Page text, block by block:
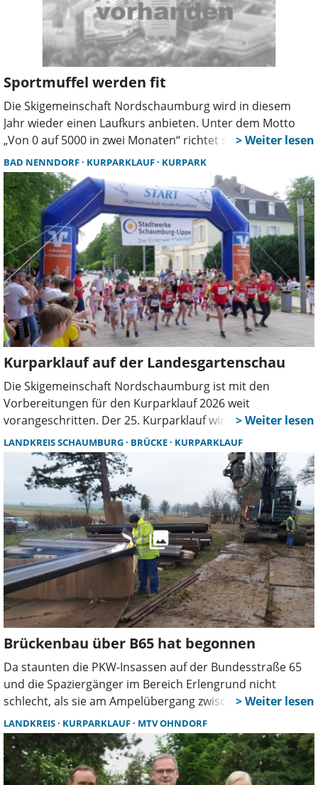
Sportmuffel werden fit
Die Skigemeinschaft Nordschaumburg wird in diesem
Jahr wieder einen Laufkurs anbieten. Unter dem Motto
„Von 0 auf 5000 in zwei Monaten“ richtet sich dieser an
Anfänger mit wenig Sporterfahrung und
Wiedereinsteiger.
BAD NENNDORF KURPARKLAUF KURPARK
Kurparklauf auf der Landesgartenschau
Die Skigemeinschaft Nordschaumburg ist mit den
Vorbereitungen für den Kurparklauf 2026 weit
vorangeschritten. Der 25. Kurparklauf wird am
Sonnabend, dem 13. Juni, auf der Landesgartenschau
stattfinden.
LANDKREIS SCHAUMBURG BRÜCKE KURPARKLAUF
Brückenbau über B65 hat begonnen
Da staunten die PKW-Insassen auf der Bundesstraße 65
und die Spaziergänger im Bereich Erlengrund nicht
schlecht, als sie am Ampelübergang zwischen den
Kurparkbereichen zur Querung der B65 helle Blitze sahen,
die vom trüben Wetter ablenkten. Es waren keine
natürlichen Blitze und Lichter, sondern sie wurden durch
Schweißer ausgelöst, die große, gewellte Spundwände für
LANDKREIS KURPARKLAUF MTV OHNDORF